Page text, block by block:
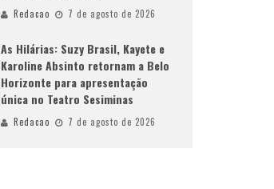
Redacao 7 de agosto de 2026
As Hilárias: Suzy Brasil, Kayete e
Karoline Absinto retornam a Belo
Horizonte para apresentação
única no Teatro Sesiminas
Redacao 7 de agosto de 2026